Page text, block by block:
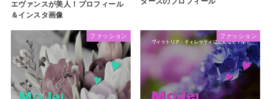
エヴァンスが美人！プロフィール
＆インスタ画像
ファッション ファッション